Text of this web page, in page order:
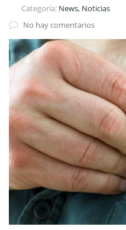
Categoría: News, Noticias
No hay comentarios